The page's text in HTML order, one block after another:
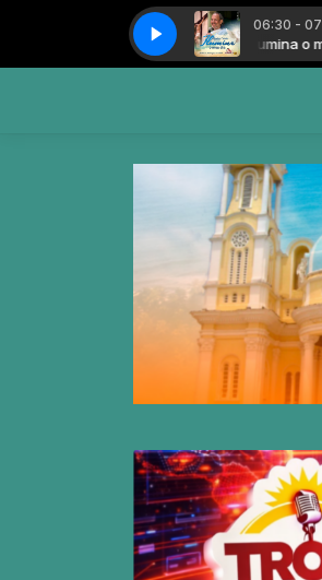
06:30 -
o meu dia com Padre CristoIlumina o meu dia